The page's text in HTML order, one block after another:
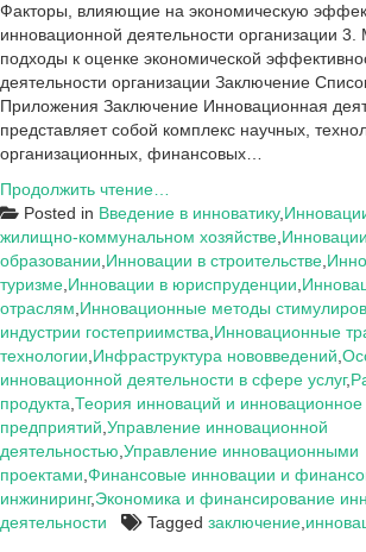
Факторы, влияющие на экономическую
инновационной деятельности организации 3.
подходы к оценке экономической
деятельности организации Заключение
Приложения Заключение Инновационная
представляет собой комплекс научных,
организационных, финансовых…
Продолжить чтение…
к
курсовой:
Инновационная
деятельность
компании
ПАО
«Татнефть»
Posted in Введение в инноватику,
жилищно-коммунальном хозяйстве
образовании Инновации в строительстве
туризме Инновации в юриспруденции
отраслям Инновационные методы
индустрии гостеприимства Инновационные
технологии Инфраструктура нововведений
инновационной деятельности в сфере услуг,
продукта Теория инноваций и
предприятий Управление инновационной
деятельностью Управление инновационными
проектами Финансовые инновации и
инжиниринг,Экономика и финансирование
деятельности
Tagged заключение